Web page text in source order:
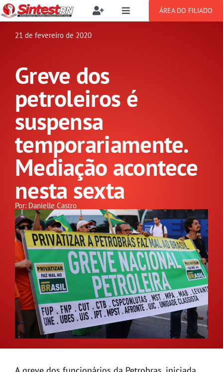
Ir
para
Toggle
Buscar
resultados
Filie-se
Benefícios
Setor jurídico
Toggle
SOBRE
NOTÍCIAS
PUBLICAÇÕES
CONGRESSOS
GREVE
DOCUMENTOS
GALERIA
ÁREA DO FILIADO
21 de fevereiro de 2020
Greve dos
petroleiros é
suspensa
temporariamente.
Mediação acontece
nesta sexta
Por: Danielle Castro